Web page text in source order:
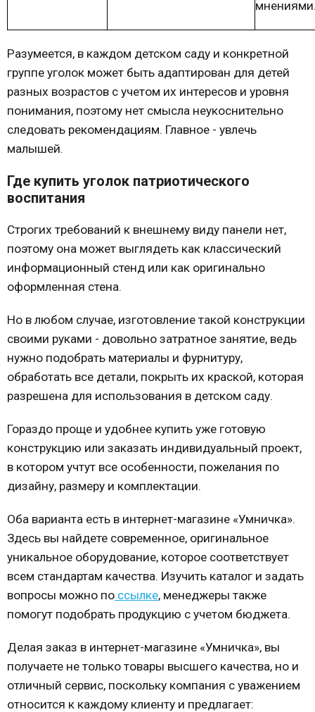
Разумеется, в каждом детском саду и конкретной
группе уголок может быть адаптирован для детей
разных возрастов с учетом их интересов и уровня
понимания, поэтому нет смысла неукоснительно
следовать рекомендациям. Главное - увлечь
малышей.
Где купить уголок патриотического
воспитания
Строгих требований к внешнему виду панели нет,
поэтому она может выглядеть как классический
информационный стенд или как оригинально
оформленная стена.
Но в любом случае, изготовление такой конструкции
своими руками - довольно затратное занятие, ведь
нужно подобрать материалы и фурнитуру,
обработать все детали, покрыть их краской, которая
разрешена для использования в детском саду.
Гораздо проще и удобнее купить уже готовую
конструкцию или заказать индивидуальный проект,
в котором учтут все особенности, пожелания по
дизайну, размеру и комплектации.
Оба варианта есть в интернет-магазине «Умничка».
Здесь вы найдете современное, оригинальное
уникальное оборудование, которое соответствует
всем стандартам качества. Изучить каталог и задать
вопросы можно по ссылке, менеджеры также
помогут подобрать продукцию с учетом бюджета.
Делая заказ в интернет-магазине «Умничка», вы
получаете не только товары высшего качества, но и
отличный сервис, поскольку компания с уважением
относится к каждому клиенту и предлагает: